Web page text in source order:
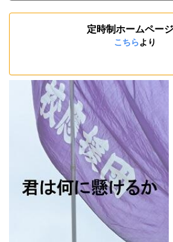
定時制ホームペー
こちらより